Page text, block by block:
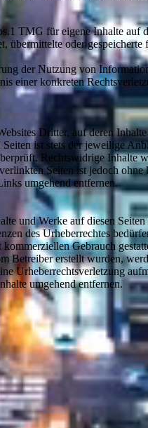
TMG für eigene Inhalte
übermittelte oder
der Nutzung von
einer konkreten
Dritter, auf deren
ist stets der jeweilige
Rechtswidrige Inhalte
Seiten ist jedoch
umgehend entfernen.
und Werke auf diesen
des Urheberrechtes
Gebrauch
Betreiber erstellt wurden,
Urheberrechtsverletzung
umgehend entfernen.